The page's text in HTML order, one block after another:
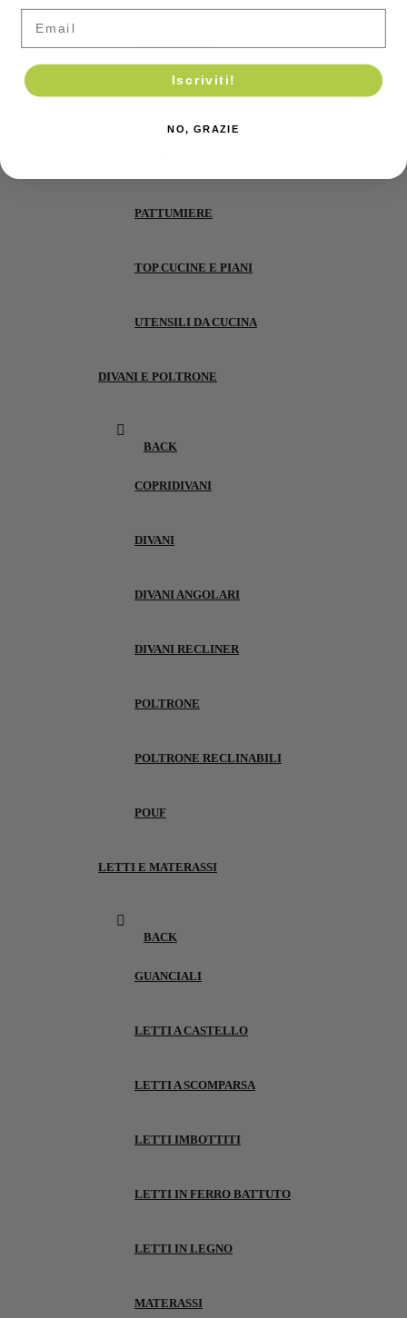
CANTINETTE
PATTUMIERE
TOP CUCINE E PIANI
UTENSILI DA CUCINA
DIVANI E POLTRONE
BACK
COPRIDIVANI
DIVANI
DIVANI ANGOLARI
DIVANI RECLINER
POLTRONE
POLTRONE RECLINABILI
POUF
LETTI E MATERASSI
BACK
GUANCIALI
LETTI A CASTELLO
LETTI A SCOMPARSA
LETTI IMBOTTITI
LETTI IN FERRO BATTUTO
LETTI IN LEGNO
MATERASSI
Email
Iscriviti!
NO, GRAZIE